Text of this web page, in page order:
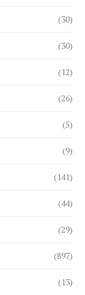
(30)
(30)
(12)
(26)
(5)
(9)
(141)
(44)
(29)
(897)
(13)